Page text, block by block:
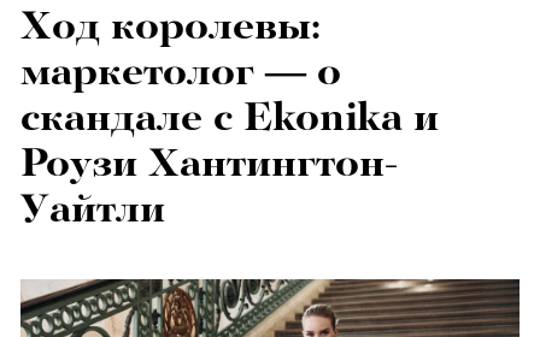
Ход королевы:
маркетолог — о
скандале с Ekonika и
Роузи Хантингтон-
Уайтли